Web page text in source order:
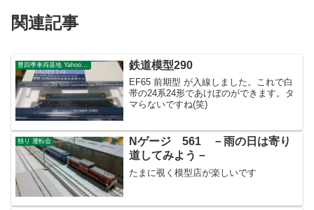
関連記事
鉄道模型290
EF65 前期型 が入線しました。これで白
帯の24系24形であけぼのができます。タ
マらないですね(笑)
独り 運転会
Nゲージ 561 －雨の日は寄り
道してみよう－
たまに覗く模型店が楽しいです